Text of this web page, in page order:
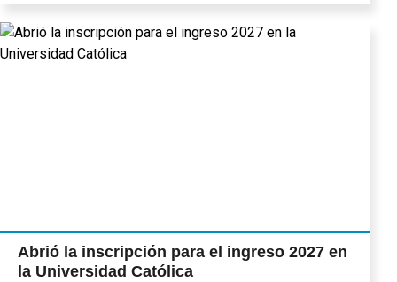
Abrió la inscripción para el ingreso 2027 en
la Universidad Católica